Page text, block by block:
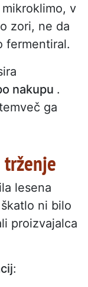
v
zori, ne da
fermentiral.
nakupu .
ga
lesena
ni bilo
proizvajalca
: